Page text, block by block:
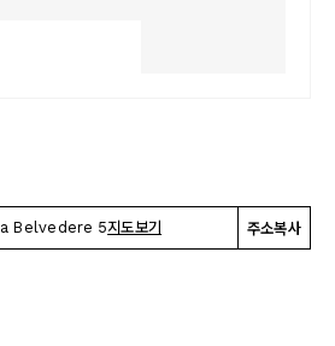
Belvedere 5지도보기 주소복사